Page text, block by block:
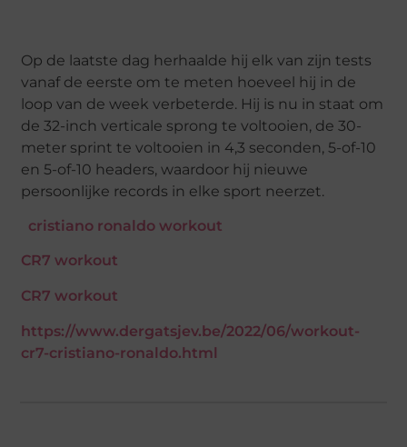
Op de laatste dag herhaalde hij elk van zijn tests
vanaf de eerste om te meten hoeveel hij in de
loop van de week verbeterde. Hij is nu in staat om
de 32-inch verticale sprong te voltooien, de 30-
meter sprint te voltooien in 4,3 seconden, 5-of-10
en 5-of-10 headers, waardoor hij nieuwe
persoonlijke records in elke sport neerzet.
cristiano ronaldo workout
CR7 workout
CR7 workout
https://www.dergatsjev.be/2022/06/workout-
cr7-cristiano-ronaldo.html